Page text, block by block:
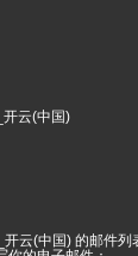
云(中国)
云(中国) 的邮件